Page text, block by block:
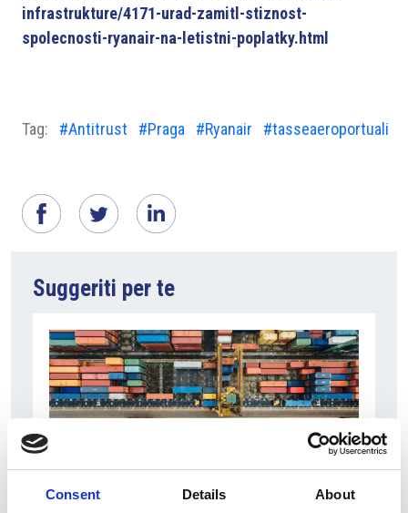
Consent Details About
infrastrukture/4171-urad-zamitl-stiznost-
spolecnosti-ryanair-na-letistni-poplatky.html
Tag: #Antitrust #Praga #Ryanair #tasseaeroportuali
Suggeriti per te